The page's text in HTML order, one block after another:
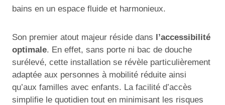
bains en un espace fluide et harmonieux.
Son premier atout majeur réside dans l’accessibilité
optimale. En effet, sans porte ni bac de douche
surélevé, cette installation se révèle particulièrement
adaptée aux personnes à mobilité réduite ainsi
qu’aux familles avec enfants. La facilité d’accès
simplifie le quotidien tout en minimisant les risques